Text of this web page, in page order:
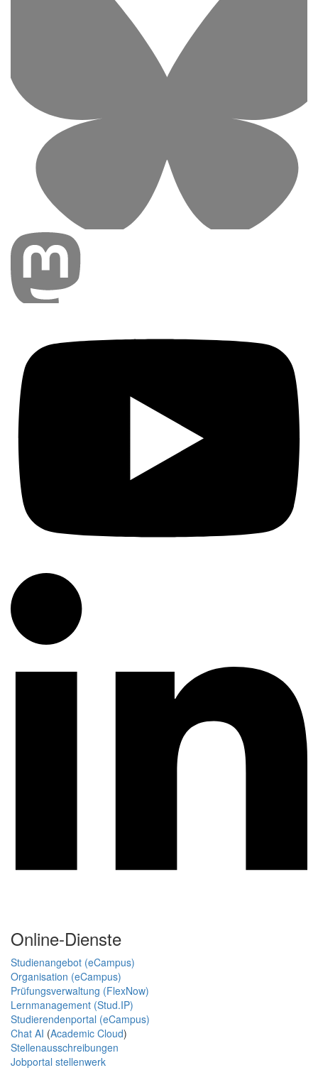
Online-Dienste
Studienangebot (eCampus)
Organisation (eCampus)
Prüfungsverwaltung (FlexNow)
Lernmanagement (Stud.IP)
Studierendenportal (eCampus)
Chat AI (Academic Cloud)
Stellenausschreibungen
Jobportal stellenwerk